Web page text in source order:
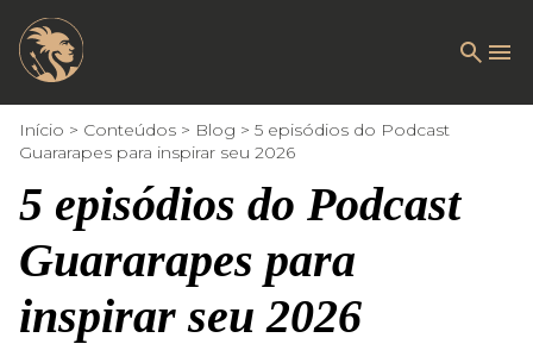
Início Conteúdos Blog
5 episódios do Podcast
Guararapes para inspirar seu 2026
5 episódios do Podcast
Guararapes para
inspirar seu 2026